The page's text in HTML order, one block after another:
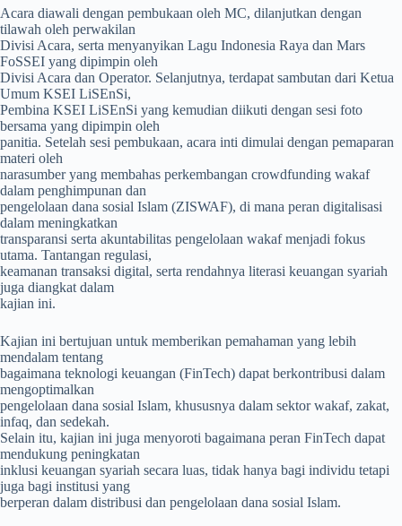
Acara diawali dengan pembukaan oleh MC, dilanjutkan dengan
tilawah oleh perwakilan
Divisi Acara, serta menyanyikan Lagu Indonesia Raya dan Mars
FoSSEI yang dipimpin oleh
Divisi Acara dan Operator. Selanjutnya, terdapat sambutan dari Ketua
Umum KSEI LiSEnSi,
Pembina KSEI LiSEnSi yang kemudian diikuti dengan sesi foto
bersama yang dipimpin oleh
panitia. Setelah sesi pembukaan, acara inti dimulai dengan pemaparan
materi oleh
narasumber yang membahas perkembangan crowdfunding wakaf
dalam penghimpunan dan
pengelolaan dana sosial Islam (ZISWAF), di mana peran digitalisasi
dalam meningkatkan
transparansi serta akuntabilitas pengelolaan wakaf menjadi fokus
utama. Tantangan regulasi,
keamanan transaksi digital, serta rendahnya literasi keuangan syariah
juga diangkat dalam
kajian ini.
Kajian ini bertujuan untuk memberikan pemahaman yang lebih
mendalam tentang
bagaimana teknologi keuangan (FinTech) dapat berkontribusi dalam
mengoptimalkan
pengelolaan dana sosial Islam, khususnya dalam sektor wakaf, zakat,
infaq, dan sedekah.
Selain itu, kajian ini juga menyoroti bagaimana peran FinTech dapat
mendukung peningkatan
inklusi keuangan syariah secara luas, tidak hanya bagi individu tetapi
juga bagi institusi yang
berperan dalam distribusi dan pengelolaan dana sosial Islam.